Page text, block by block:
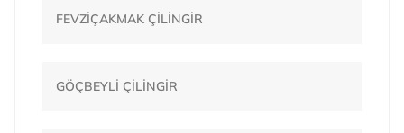
FEVZİÇAKMAK ÇİLİNGİR
GÖÇBEYLİ ÇİLİNGİR